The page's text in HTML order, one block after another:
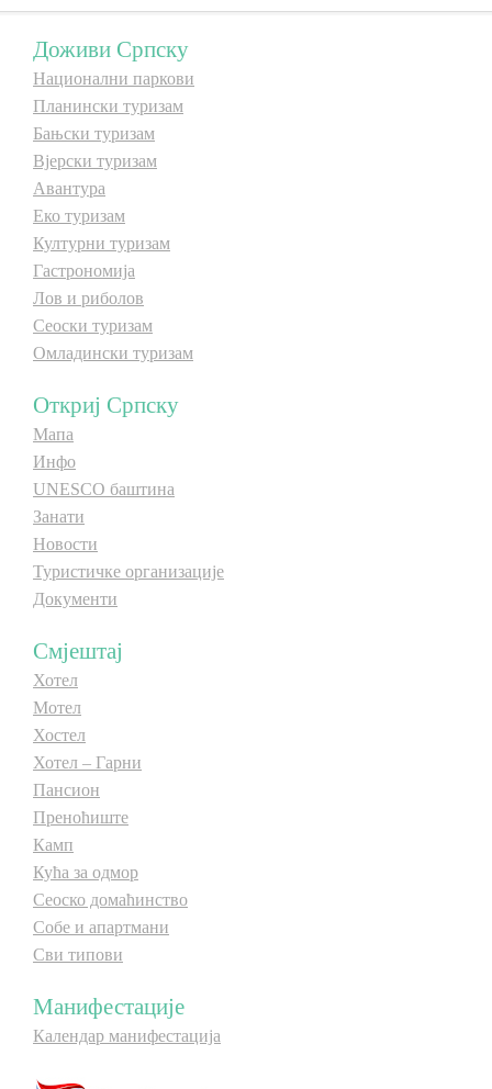
Мапа дестинација
Манифестације
Смјештај
Мултимедија
Фото
Видео
E-Brochure
Откриј Српску
Доживи Српску
Национални паркови
Планински туризам
Бањски туризам
Вјерски туризам
Авантура
Еко туризам
Културни туризам
Гастрономија
Лов и риболов
Сеоски туризам
Омладински туризам
Откриј Српску
Мапа
Инфо
UNESCO баштина
Занати
Новости
Туристичке организације
Документи
Смјештај
Хотел
Мотел
Хостел
Хотел – Гарни
Пансион
Преноћиште
Камп
Кућа за одмор
Сеоско домаћинство
Собе и апартмани
Сви типови
Манифестације
Календар манифестација
Мапа дестинација
Манифестације
Смјештај
Мултимедија
Фото
Видео
E-Brochure
Откриј Српску